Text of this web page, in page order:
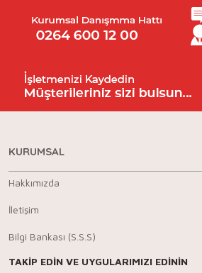
KURUMSAL
Hakkımızda
İletişim
Bilgi Bankası (S.S.S)
TAKİP EDİN VE UYGULARIMIZI EDİNİN